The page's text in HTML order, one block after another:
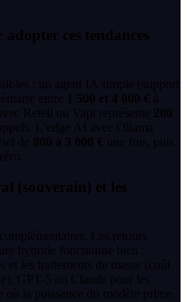
ces tendances
: un agent IA simple (support
entre 1 500 et 4 000 € à
Retell ou Vapi représente 200
L’edge AI avec Ollama
de 800 à 3 000 € une fois, puis
(souverain) et les
Les retours
hybride fonctionne bien :
et les traitements de masse (coût
GPT-5 ou Claude pour les
la puissance du modèle prime.